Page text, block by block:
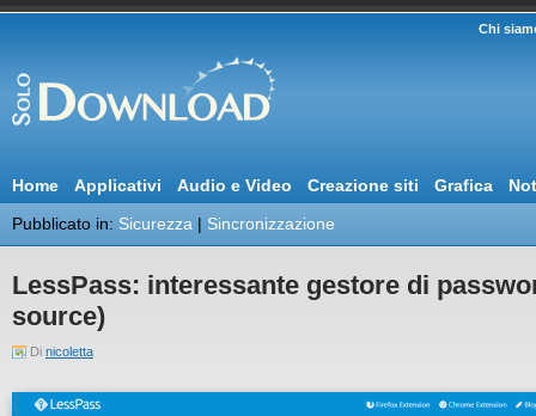
Chi
Home Applicativi Audio e Video Creazione siti Grafica
Pubblicato in: Sicurezza | Sincronizzazione
LessPass: interessante gestore di
source)
Di nicoletta